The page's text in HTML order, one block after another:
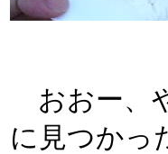
おおー、
に見つかっ